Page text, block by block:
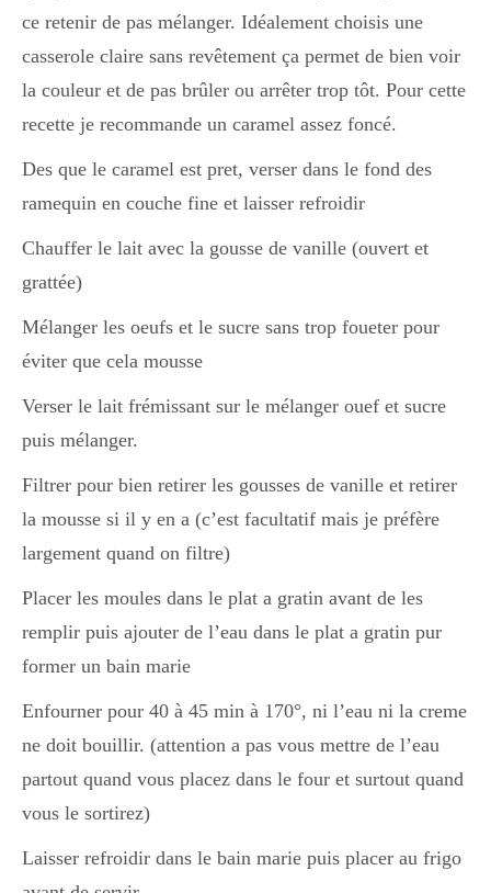
Semaines Spéciales
apéro
Halloween
Japon
Boulette
ce retenir de pas mélanger. Idéalement choisis une
casserole claire sans revêtement ça permet de bien voir
la couleur et de pas brûler ou arrêter trop tôt. Pour cette
recette je recommande un caramel assez foncé.
Des que le caramel est pret, verser dans le fond des
ramequin en couche fine et laisser refroidir
Chauffer le lait avec la gousse de vanille (ouvert et
grattée)
Mélanger les oeufs et le sucre sans trop foueter pour
éviter que cela mousse
Verser le lait frémissant sur le mélanger ouef et sucre
puis mélanger.
Filtrer pour bien retirer les gousses de vanille et retirer
la mousse si il y en a (c’est facultatif mais je préfère
largement quand on filtre)
Placer les moules dans le plat a gratin avant de les
remplir puis ajouter de l’eau dans le plat a gratin pur
former un bain marie
Enfourner pour 40 à 45 min à 170°, ni l’eau ni la creme
ne doit bouillir. (attention a pas vous mettre de l’eau
partout quand vous placez dans le four et surtout quand
vous le sortirez)
Laisser refroidir dans le bain marie puis placer au frigo